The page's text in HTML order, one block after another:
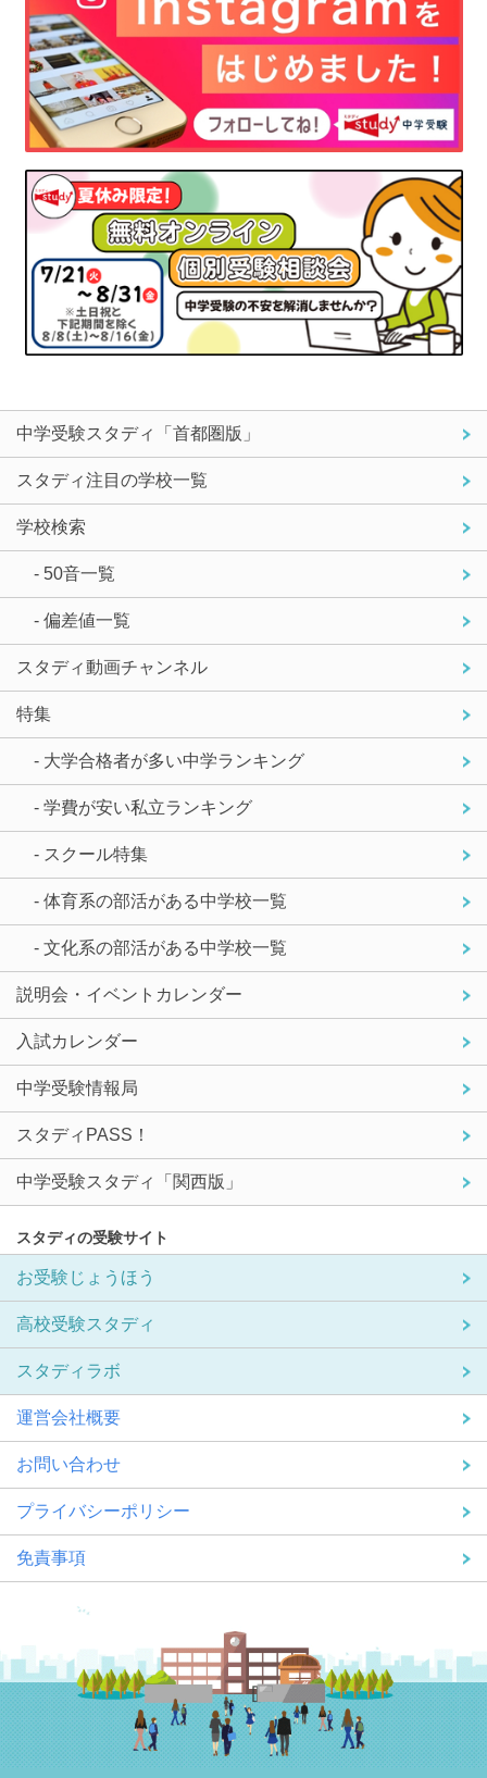
中学受験スタディ「首都圏版」
スタディ注目の学校一覧
学校検索
- 50音一覧
- 偏差値一覧
スタディ動画チャンネル
特集
- 大学合格者が多い中学ランキング
- 学費が安い私立ランキング
- スクール特集
- 体育系の部活がある中学校一覧
- 文化系の部活がある中学校一覧
説明会・イベントカレンダー
入試カレンダー
中学受験情報局
スタディPASS！
中学受験スタディ「関西版」
スタディの受験サイト
お受験じょうほう
高校受験スタディ
スタディラボ
運営会社概要
お問い合わせ
プライバシーポリシー
免責事項